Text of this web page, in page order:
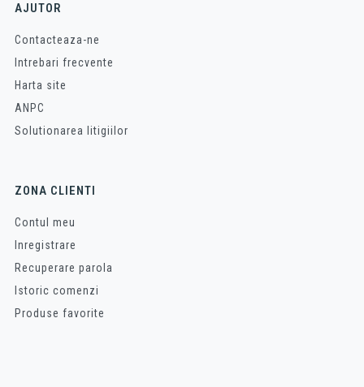
AJUTOR
Contacteaza-ne
Intrebari frecvente
Harta site
ANPC
Solutionarea litigiilor
ZONA CLIENTI
Contul meu
Inregistrare
Recuperare parola
Istoric comenzi
Produse favorite